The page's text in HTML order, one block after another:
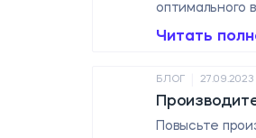
БЛОГ 27.09.2023
Повысьте
оптимального
Читать